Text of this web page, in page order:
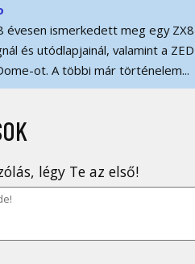
évesen ismerkedett meg egy
és utódlapjainál, valamint a
ot. A többi már történelem...
légy Te az első!